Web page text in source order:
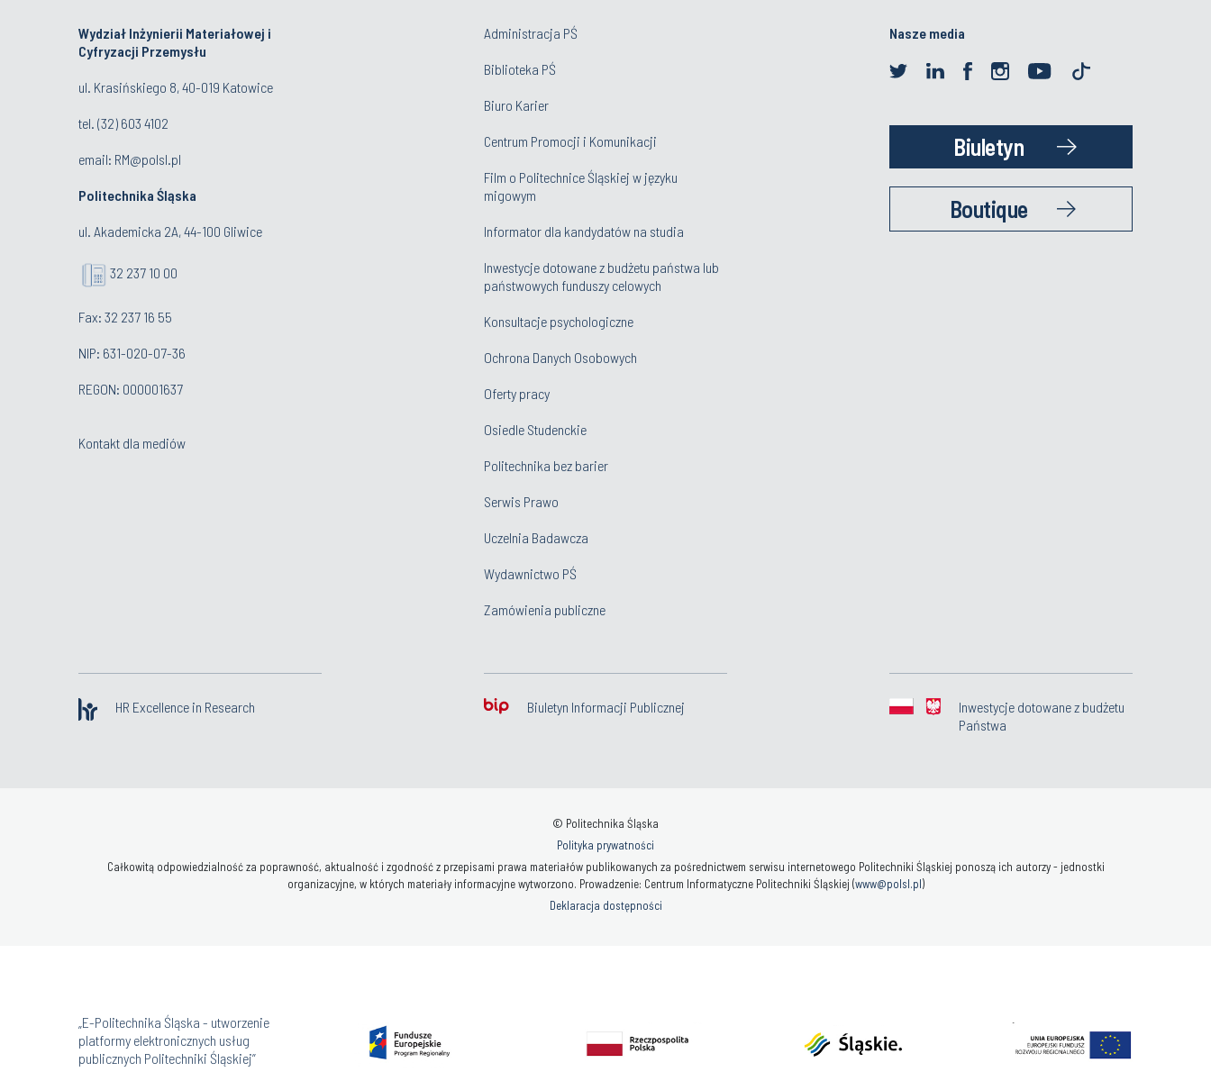
Wydział Inżynierii Materiałowej i
Cyfryzacji Przemysłu
ul. Krasińskiego 8, 40-019 Katowice
tel. (32) 603 4102
email: RM@polsl.pl
Politechnika Śląska
ul. Akademicka 2A, 44-100 Gliwice
32 237 10 00
Fax: 32 237 16 55
NIP: 631-020-07-36
REGON: 000001637
Kontakt dla mediów
Administracja PŚ
Biblioteka PŚ
Biuro Karier
Centrum Promocji i Komunikacji
Film o Politechnice Śląskiej w języku
migowym
Informator dla kandydatów na studia
Inwestycje dotowane z budżetu państwa lub
państwowych funduszy celowych
Konsultacje psychologiczne
Ochrona Danych Osobowych
Oferty pracy
Osiedle Studenckie
Politechnika bez barier
Serwis Prawo
Uczelnia Badawcza
Wydawnictwo PŚ
Zamówienia publiczne
Nasze media
Biuletyn
Boutique
HR Excellence in Research Biuletyn Informacji Publicznej
Inwestycje dotowane z budżetu
Państwa
© Politechnika Śląska
Polityka prywatności
Całkowitą odpowiedzialność za poprawność, aktualność i zgodność z przepisami prawa materiałów publikowanych za pośrednictwem serwisu internetowego Politechniki Śląskiej ponoszą ich autorzy - jednostki
organizacyjne, w których materiały informacyjne wytworzono. Prowadzenie: Centrum Informatyczne Politechniki Śląskiej (www@polsl.pl)
Deklaracja dostępności
„E-Politechnika Śląska - utworzenie
platformy elektronicznych usług
publicznych Politechniki Śląskiej”